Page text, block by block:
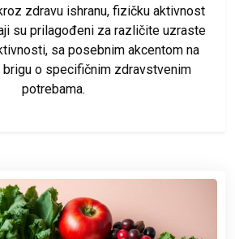
zdravu ishranu, fizičku aktivnost
su prilagođeni za različite uzraste
sa posebnim akcentom na
brigu o specifičnim zdravstvenim
potrebama.